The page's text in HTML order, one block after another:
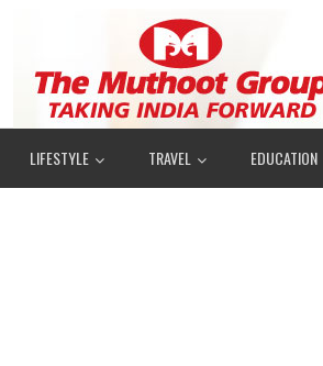
LIFESTYLE TRAVEL EDUCATION